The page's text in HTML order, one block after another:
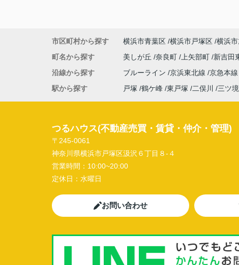
市区町村から探す 横浜市青葉区 横浜市戸塚区 横浜
町名から探す
美しが丘 奈良町 上矢部町 新吉田
沿線から探す
ブルーライン 京浜東北線 京急本線
駅から探す
戸塚 鶴ケ峰 東戸塚 二俣川 三ツ境
つるハウス(不動産売買・賃貸・仲介・管理)
〒245-0061
神奈川県横浜市戸塚区汲沢６丁目８-４
営業時間： 10:00~20:00
定休日： 水曜日
お問い合わせ